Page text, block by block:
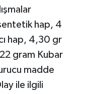
hap, 4
hap, 4,30 gr
gram Kubar
madde
ile ilgili